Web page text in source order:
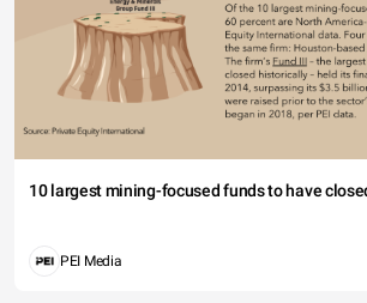
10 largest mining-focused funds to have
PEI Media